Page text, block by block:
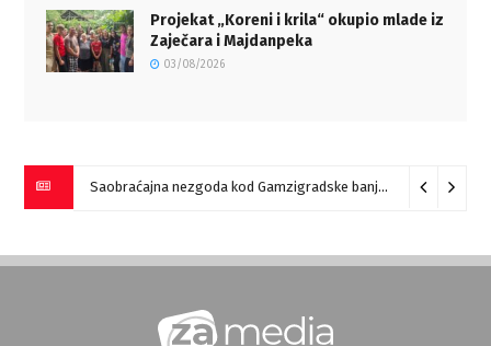
Projekat „Koreni i krila“ okupio mlade iz
Zaječara i Majdanpeka
03/08/2026
Saobraćajna nezgoda kod Gamzigradske banje 05/08/2026